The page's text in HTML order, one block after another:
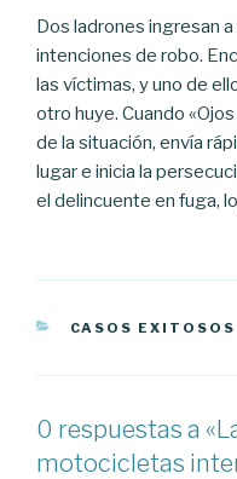
Dos ladrones ingresan
intenciones de robo.
las víctimas, y uno de
otro huye. Cuando
de la situación, envía
lugar e inicia la
el delincuente en fuga,
CATEGORÍAS
CASOS EXITOSOS
0 respuestas a
motocicletas